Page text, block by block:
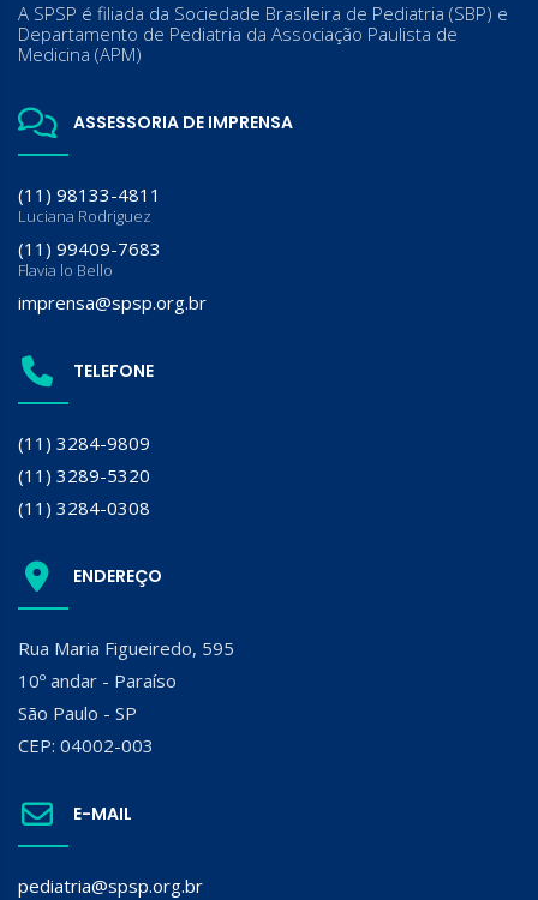
A SPSP é filiada da Sociedade Brasileira de Pediatria (SBP) e
Departamento de Pediatria da Associação Paulista de
Medicina (APM)
ASSESSORIA DE IMPRENSA
(11) 98133-4811
Luciana Rodriguez
(11) 99409-7683
Flavia lo Bello
imprensa@spsp.org.br
TELEFONE
(11) 3284-9809
(11) 3289-5320
(11) 3284-0308
ENDEREÇO
Rua Maria Figueiredo, 595
10º andar - Paraíso
São Paulo - SP
CEP: 04002-003
E-MAIL
pediatria@spsp.org.br